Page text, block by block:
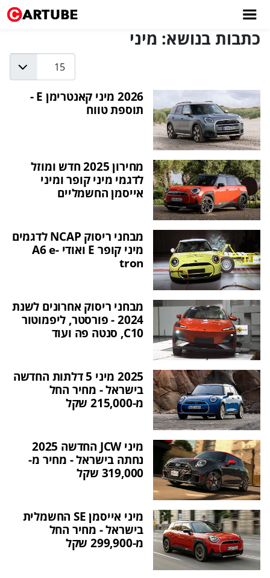
כתבות בנושא: מיני
2026 מיני קאנטרימן E -
תוספת טווח
מחירון 2025 חדש ומוזל
לדגמי מיני קופר ומיני
אייסמן החשמליים
מבחני ריסוק NCAP לדגמים
מיני קופר E ואודי A6 e-
tron
מבחני ריסוק אחרונים לשנת
2024 - פורסטר, ליפמוטור
C10, סנטה פה ועוד
2025 מיני 5 דלתות החדשה
בישראל - מחיר החל
מ-215,000 שקל
מיני JCW החדשה 2025
נחתה בישראל - מחיר מ-
319,000 שקל
מיני אייסמן SE החשמלית
בישראל - מחיר החל
מ-299,900 שקל